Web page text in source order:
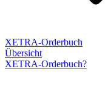
XETRA-Orderbuch
Übersicht
XETRA-Orderbuch?